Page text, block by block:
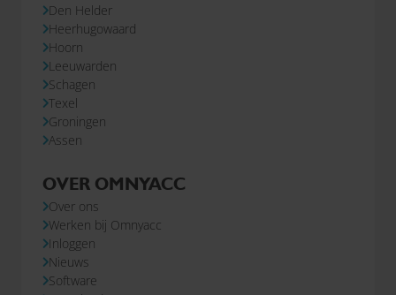
Den Helder
Heerhugowaard
Hoorn
Leeuwarden
Schagen
Texel
Groningen
Assen
OVER OMNYACC
Over ons
Werken bij Omnyacc
Inloggen
Nieuws
Software